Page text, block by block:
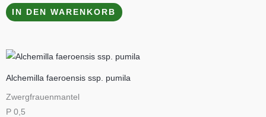
IN DEN WARENKORB
Alchemilla faeroensis ssp. pumila
Zwergfrauenmantel
P 0,5